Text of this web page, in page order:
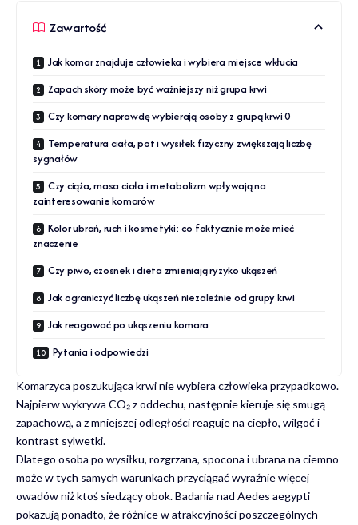
Zawartość
Jak komar znajduje człowieka i wybiera miejsce wkłucia
Zapach skóry może być ważniejszy niż grupa krwi
Czy komary naprawdę wybierają osoby z grupą krwi 0
Temperatura ciała, pot i wysiłek fizyczny zwiększają liczbę
sygnałów
Czy ciąża, masa ciała i metabolizm wpływają na
zainteresowanie komarów
Kolor ubrań, ruch i kosmetyki: co faktycznie może mieć
znaczenie
Czy piwo, czosnek i dieta zmieniają ryzyko ukąszeń
Jak ograniczyć liczbę ukąszeń niezależnie od grupy krwi
Jak reagować po ukąszeniu komara
Pytania i odpowiedzi
Komarzyca poszukująca krwi nie wybiera człowieka przypadkowo.
Najpierw wykrywa CO₂ z oddechu, następnie kieruje się smugą
zapachową, a z mniejszej odległości reaguje na ciepło, wilgoć i
kontrast sylwetki.
Dlatego osoba po wysiłku, rozgrzana, spocona i ubrana na ciemno
może w tych samych warunkach przyciągać wyraźnie więcej
owadów niż ktoś siedzący obok. Badania nad Aedes aegypti
pokazują ponadto, że różnice w atrakcyjności poszczególnych